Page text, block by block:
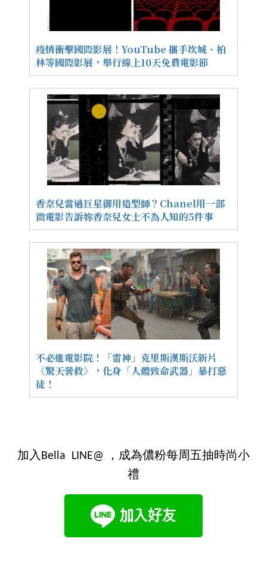
疫情衝擊國際影展！YouTube 攜手坎城、柏
林等國際影展，舉行線上10天免費電影節
香奈兒當過巨星御用造型師？Chanel用一部
微電影告訴妳香奈兒女士不為人知的5件事
不必進電影院！「雷神」克里斯漢斯沃新片
《驚天營救》，化身「人體致命武器」暴打惡
徒！
加入Bella LINE@ ，成為儂粉每周五抽時尚小
禮